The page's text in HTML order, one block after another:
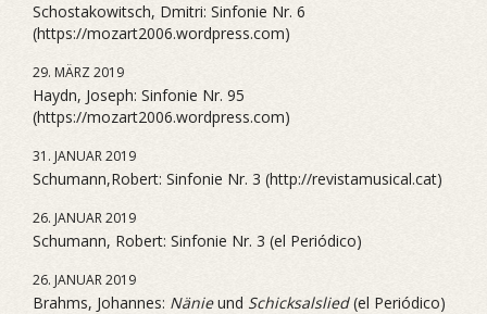
Schostakowitsch, Dmitri: Sinfonie Nr. 6
(https://mozart2006.wordpress.com)
29. MÄRZ 2019
Haydn, Joseph: Sinfonie Nr. 95
(https://mozart2006.wordpress.com)
31. JANUAR 2019
Schumann,Robert: Sinfonie Nr. 3 (http://revistamusical.cat)
26. JANUAR 2019
Schumann, Robert: Sinfonie Nr. 3 (el Periódico)
26. JANUAR 2019
Brahms, Johannes: Nänieund Schicksalslied(el Periódico)